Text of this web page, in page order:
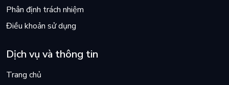
Phân định trách nhiệm
Điều khoản sử dụng
Dịch vụ và thông tin
Trang chủ